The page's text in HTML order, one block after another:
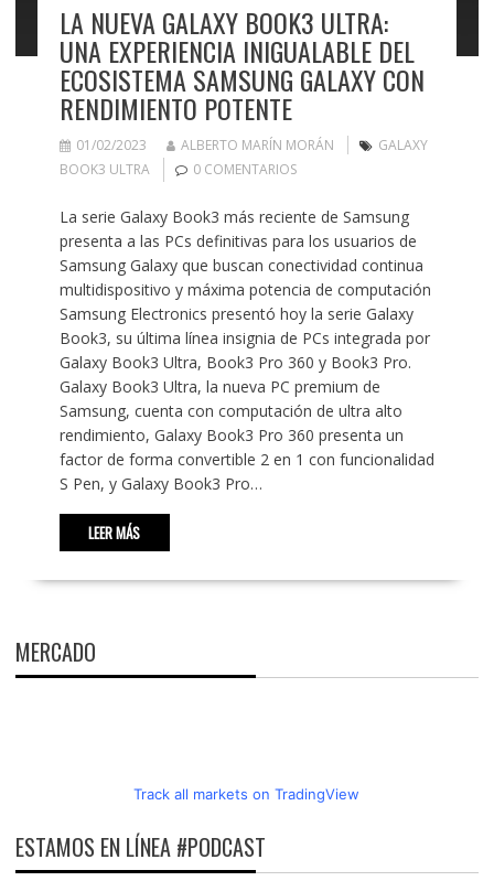
LA NUEVA GALAXY BOOK3 ULTRA:
UNA EXPERIENCIA INIGUALABLE DEL
ECOSISTEMA SAMSUNG GALAXY CON
RENDIMIENTO POTENTE
01/02/2023 ALBERTO MARÍN MORÁN
GALAXY
BOOK3 ULTRA
0 COMENTARIOS
La serie Galaxy Book3 más reciente de Samsung
presenta a las PCs definitivas para los usuarios de
Samsung Galaxy que buscan conectividad continua
multidispositivo y máxima potencia de computación
Samsung Electronics presentó hoy la serie Galaxy
Book3, su última línea insignia de PCs integrada por
Galaxy Book3 Ultra, Book3 Pro 360 y Book3 Pro.
Galaxy Book3 Ultra, la nueva PC premium de
Samsung, cuenta con computación de ultra alto
rendimiento, Galaxy Book3 Pro 360 presenta un
factor de forma convertible 2 en 1 con funcionalidad
S Pen, y Galaxy Book3 Pro…
LEER MÁS
MERCADO
Track all markets on TradingView
ESTAMOS EN LÍNEA #PODCAST